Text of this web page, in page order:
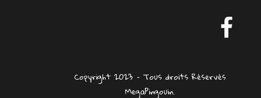
Copyright 2023 – Tous droits Réservés
MegaPingouin.